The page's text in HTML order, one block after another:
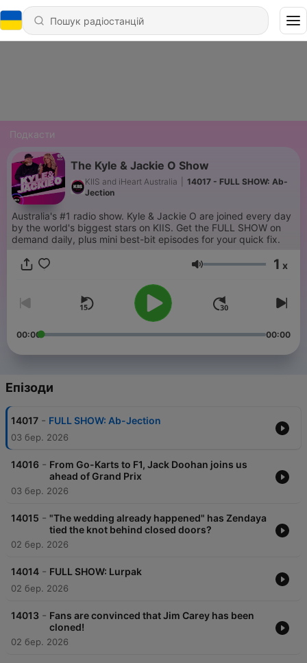
Подкасти
The Kyle & Jackie O Show
KIIS and iHeart Australia
14017 - FULL SHOW: Ab-
Jection
Australia's #1 radio show. Kyle & Jackie O are joined every day
by the world's biggest stars on KIIS. Get the FULL SHOW on
demand daily, plus mini best-bit episodes for your quick fix.
Гучність 1 x
00:00 00:00
Епізоди
14017 - FULL SHOW: Ab-Jection
03 бер. 2026
14016 - From Go-Karts to F1, Jack Doohan joins us
ahead of Grand Prix
03 бер. 2026
14015 - "The wedding already happened" has Zendaya
tied the knot behind closed doors?
02 бер. 2026
14014 - FULL SHOW: Lurpak
02 бер. 2026
14013 - Fans are convinced that Jim Carey has been
cloned!
02 бер. 2026